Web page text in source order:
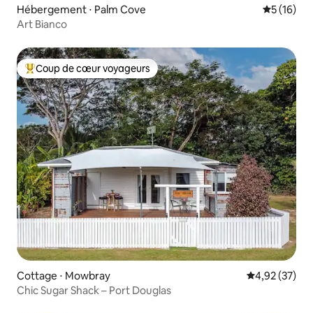
Hébergement ⋅ Palm Cove
5 (16)
Art Bianco
Coups de cœur voyageurs les plus appréciés
Coup de cœur voyageurs
Cottage ⋅ Mowbray Évaluation
4,92 (37)
Chic Sugar Shack – Port Douglas